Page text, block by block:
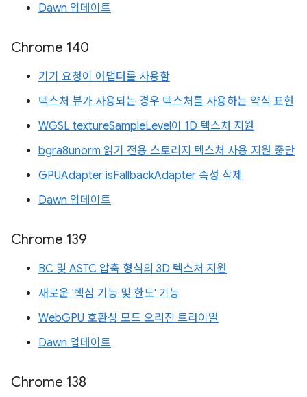
Dawn 업데이트
Chrome 140
기기 요청이 어댑터를 사용함
텍스처 뷰가 사용되는 경우 텍스처를 사용하는 약식 표현
WGSL textureSampleLevel이 1D 텍스처 지원
bgra8unorm 읽기 전용 스토리지 텍스처 사용 지원 중단
GPUAdapter isFallbackAdapter 속성 삭제
Dawn 업데이트
Chrome 139
BC 및 ASTC 압축 형식의 3D 텍스처 지원
새로운 '핵심 기능 및 한도' 기능
WebGPU 호환성 모드 오리진 트라이얼
Dawn 업데이트
Chrome 138